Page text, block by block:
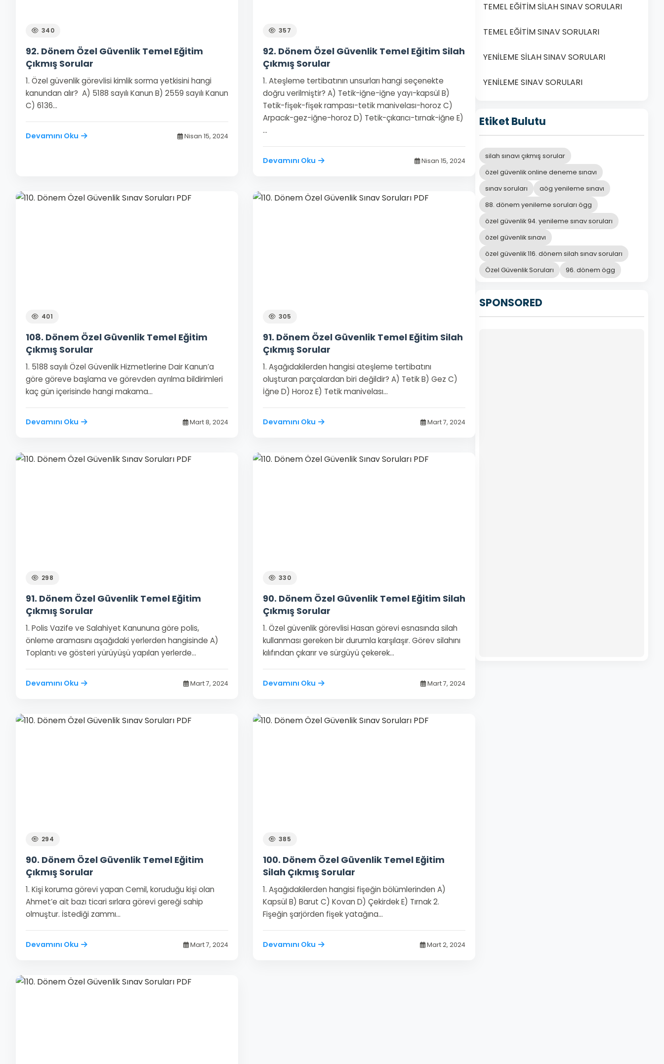
340
92. Dönem Özel Güvenlik Temel Eğitim
Çıkmış Sorular
1. Özel güvenlik görevlisi kimlik sorma yetkisini hangi
kanundan alır? A) 5188 sayılı Kanun B) 2559 sayılı Kanun
C) 6136…
Devamını Oku Nisan 15, 2024
357
92. Dönem Özel Güvenlik Temel Eğitim Silah
Çıkmış Sorular
1. Ateşleme tertibatının unsurları hangi seçenekte
doğru verilmiştir? A) Tetik-iğne-iğne yayı-kapsül B)
Tetik-fişek-fişek rampası-tetik manivelası-horoz C)
Arpacık-gez-iğne-horoz D) Tetik-çıkarıcı-tırnak-iğne E)
…
Devamını Oku Nisan 15, 2024
401
108. Dönem Özel Güvenlik Temel Eğitim
Çıkmış Sorular
1. 5188 sayılı Özel Güvenlik Hizmetlerine Dair Kanun’a
göre göreve başlama ve görevden ayrılma bildirimleri
kaç gün içerisinde hangi makama…
Devamını Oku Mart 8, 2024
305
91. Dönem Özel Güvenlik Temel Eğitim Silah
Çıkmış Sorular
1. Aşağıdakilerden hangisi ateşleme tertibatını
oluşturan parçalardan biri değildir? A) Tetik B) Gez C)
İğne D) Horoz E) Tetik manivelası…
Devamını Oku Mart 7, 2024
298
91. Dönem Özel Güvenlik Temel Eğitim
Çıkmış Sorular
1. Polis Vazife ve Salahiyet Kanununa göre polis,
önleme aramasını aşağıdaki yerlerden hangisinde A)
Toplantı ve gösteri yürüyüşü yapılan yerlerde…
Devamını Oku Mart 7, 2024
330
90. Dönem Özel Güvenlik Temel Eğitim Silah
Çıkmış Sorular
1. Özel güvenlik görevlisi Hasan görevi esnasında silah
kullanması gereken bir durumla karşılaşır. Görev silahını
kılıfından çıkarır ve sürgüyü çekerek…
Devamını Oku Mart 7, 2024
294
90. Dönem Özel Güvenlik Temel Eğitim
Çıkmış Sorular
1. Kişi koruma görevi yapan Cemil, koruduğu kişi olan
Ahmet’e ait bazı ticari sırlara görevi gereği sahip
olmuştur. İstediği zammı…
Devamını Oku Mart 7, 2024
385
100. Dönem Özel Güvenlik Temel Eğitim
Silah Çıkmış Sorular
1. Aşağıdakilerden hangisi fişeğin bölümlerinden A)
Kapsül B) Barut C) Kovan D) Çekirdek E) Tırnak 2.
Fişeğin şarjörden fişek yatağına…
Devamını Oku Mart 2, 2024
TEMEL EĞİTİM SİLAH SINAV SORULARI
TEMEL EĞİTİM SINAV SORULARI
YENİLEME SİLAH SINAV SORULARI
YENİLEME SINAV SORULARI
Etiket Bulutu
silah sınavı çıkmış sorular
özel güvenlik online deneme sınavı
sınav soruları
aög yenileme sınavı
88. dönem yenileme soruları ögg
özel güvenlik 94. yenileme sınav soruları
özel güvenlik sınavı
özel güvenlik 116. dönem silah sınav soruları
Özel Güvenlik Soruları
96. dönem ögg
SPONSORED